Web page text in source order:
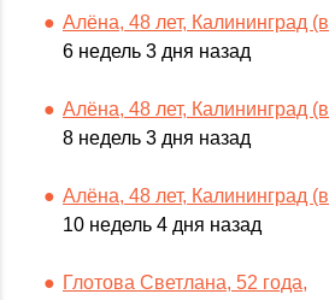
Алёна, 48 лет, Калининград (в
6 недель 3 дня назад
Алёна, 48 лет, Калининград (в
8 недель 3 дня назад
Алёна, 48 лет, Калининград (в
10 недель 4 дня назад
Глотова Светлана, 52 года,